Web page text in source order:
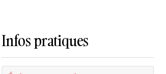
Infos pratiques